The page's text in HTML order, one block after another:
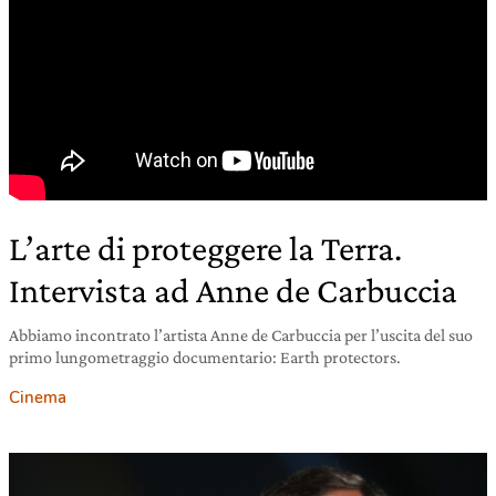
L’arte di proteggere la Terra.
Intervista ad Anne de Carbuccia
Abbiamo incontrato l’artista Anne de Carbuccia per l’uscita del suo
primo lungometraggio documentario: Earth protectors.
Cinema